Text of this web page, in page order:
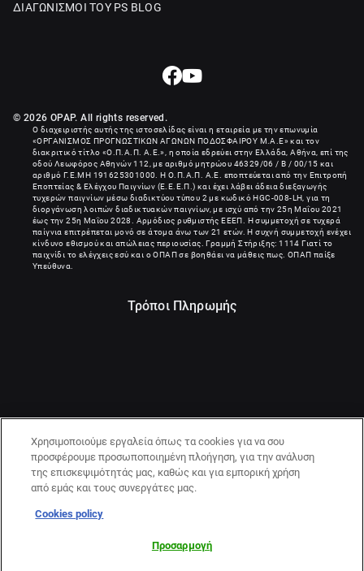
ΔΙΑΓΩΝΙΣΜΟΙ ΤΟΥ PS BLOG
© 2026 OPAP. All rights reserved.
Ο διαχειριστής αυτής της ιστοσελίδας είναι η εταιρεία με την επωνυμία
«ΟΡΓΑΝΙΣΜΟΣ ΠΡΟΓΝΩΣΤΙΚΩΝ ΑΓΩΝΩΝ ΠΟΔΟΣΦΑΙΡΟΥ Μ.Α.Ε» και τον
διακριτικό τίτλο «Ο.Π.Α.Π. Α.Ε.», η οποία εδρεύει στην Ελλάδα, Αθήνα, επί της
οδού Λεωφόρος Αθηνών 112, με αριθμό μητρώου 46329/06 / B / 00/15 και
αριθμό Γ.Ε.ΜΗ 191625301000
. Η Ο.Π.Α.Π. Α.Ε. εποπτεύεται από την Επιτροπή
Εποπτείας & Ελέγχου Παιγνίων (Ε.Ε.Ε.Π.) και έχει λάβει άδεια διεξαγωγής
τυχερών παιγνίων μέσω διαδικτύου τύπου 2 με κωδικό HGC-008-LH, για τη
διοργάνωση λοιπών διαδικτυακών παιγνίων, με ισχύ από την 25η Μαΐου 2021
έως την 25η Μαΐου 2028. Αρμόδιος ρυθμιστής ΕΕΕΠ. Η συμμετοχή σε τυχερά
παίγνια επιτρέπεται μονό σε άτομα άνω των 21 ετών. Η συχνή συμμετοχή ενέχει
κίνδυνο εθισμού και απώλειας περιουσίας. Γραμμή Στήριξης: 1114 Γιατί το
παιχνίδι το ελέγχεις εσύ και ο ΟΠΑΠ σε βοηθάει να μάθεις πως. ΟΠΑΠ παίξε
Υπεύθυνα.
Τρόποι Πληρωμής
ΣΥΜΒΟΥΛΕΥΤΙΚΗΣ:1114
Χρησιμοποιούμε εργαλεία όπως τα cookies για να σου
προσφέρουμε προσωποποιημένη πλοήγηση, για την ανάλυση
της επισκεψιμότητάς μας, καθώς και για εμπορική χρήση
από εμάς και τους συνεργάτες μας.
Cookies policy
Προσαρμογή